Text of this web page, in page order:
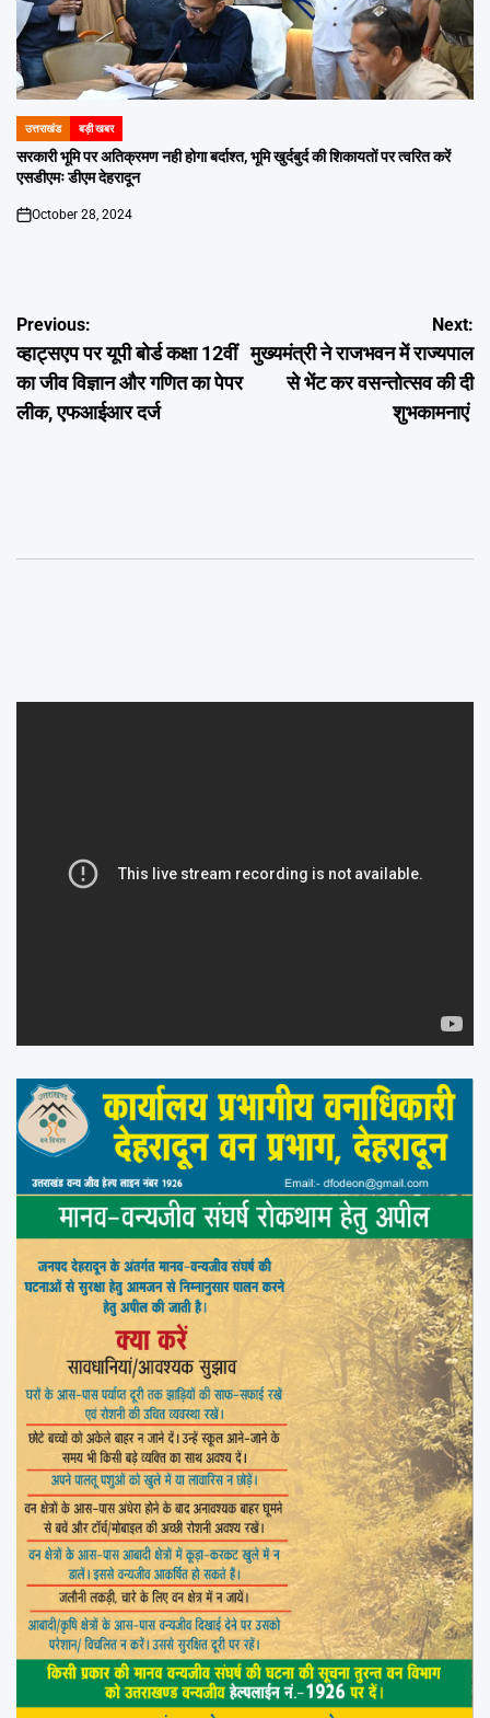
POSTED
IN
उत्तराखंड बड़ी खबर
सरकारी भूमि पर अतिक्रमण नही होगा बर्दाश्त, भूमि खुर्दबुर्द की शिकायतों पर त्वरित करें
एसडीएमः डीएम देहरादून
on
October 28, 2024
Post
navigation
Previous:
व्हाट्सएप पर यूपी बोर्ड कक्षा 12वीं
का जीव विज्ञान और गणित का पेपर
लीक, एफआईआर दर्ज
Next:
मुख्यमंत्री ने राजभवन में राज्यपाल
से भेंट कर वसन्तोत्सव की दी
शुभकामनाएं